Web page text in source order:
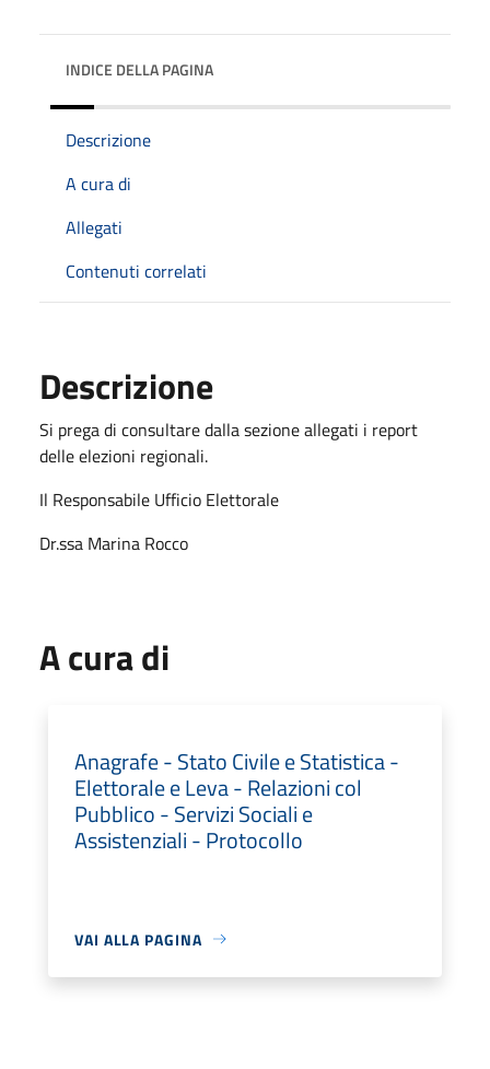
INDICE DELLA PAGINA
Descrizione
A cura di
Allegati
Contenuti correlati
Descrizione
Si prega di consultare dalla sezione allegati i report
delle elezioni regionali.
Il Responsabile Ufficio Elettorale
Dr.ssa Marina Rocco
A cura di
Anagrafe - Stato Civile e Statistica -
Elettorale e Leva - Relazioni col
Pubblico - Servizi Sociali e
Assistenziali - Protocollo
VAI ALLA PAGINA